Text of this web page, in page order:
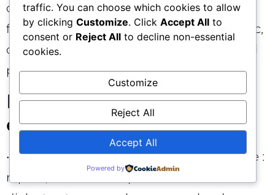
d’Argentine grâce à des contenus
financiers contextualisés. Au‑delà du trafic,
ce sont les conversions et la confiance qui
progressent. 🚀
Erreurs fréquentes à
éviter 🚫
• Traduction automatique brute à l’échelle :
rapide, mais elle amplifie les biais de
traffic. You can choose which cookies to allow
by clicking Customize. Click Accept All to
consent or Reject All to decline non-essential
cookies.
Customize
Reject All
Accept All
Powered by